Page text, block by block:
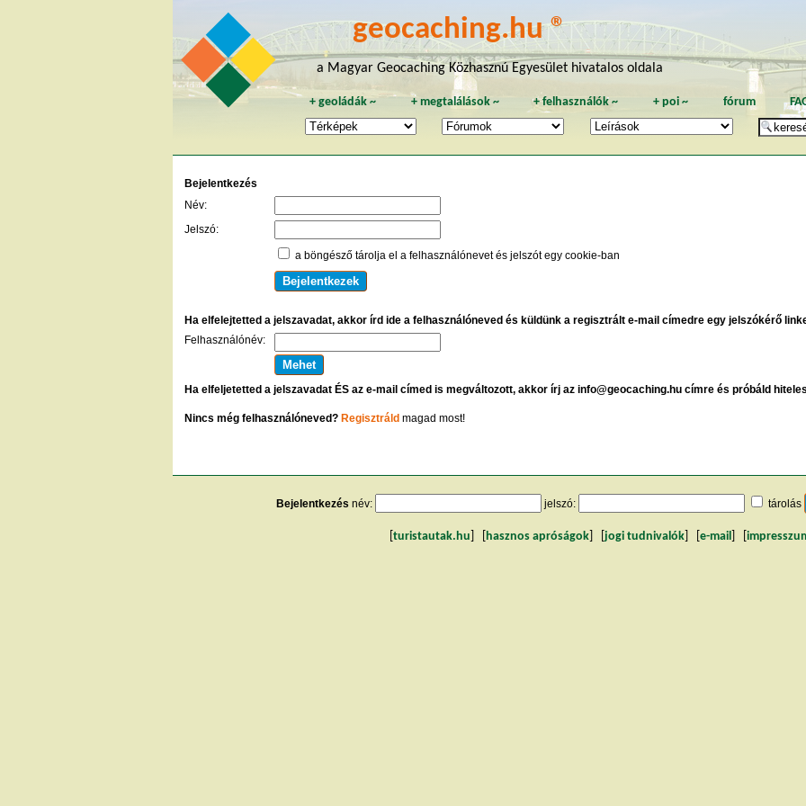
geocaching.hu ®
a Magyar Geocaching Közhasznú Egyesület hivatalos oldala
+geoládák ~ + megtalálások~ +felhasználók ~ + poi~ fórum
Bejelentkezés
Név:
Jelszó:
a böngésző tárolja el a felhasználónevet és jelszót egy cookie-ban
Ha elfelejtetted a jelszavadat, akkor írd ide a felhasználóneved és küldünk a regisztrált e-mail címedre egy jelszókérő
Felhasználónév:
Ha elfeljetetted a jelszavadat ÉS az e-mail címed is megváltozott, akkor írj az info@geocaching.hu címre és próbáld
Nincs még felhasználóneved? Regisztráld magad most!
Bejelentkezés név: jelszó: tárolás
turistautak.hu hasznos apróságok jogi tudnivalók e-mail